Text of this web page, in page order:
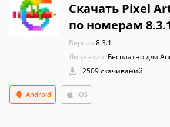
Скачать Pixel
по номерам
Версия:8.3.1
Лицензия: Бесплатно для
2509 скачиваний
Android iOS